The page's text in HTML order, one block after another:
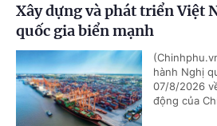
Xây dựng và phát triển Việt
quốc gia biển mạnh
hành Nghị
07/8/2026
động của